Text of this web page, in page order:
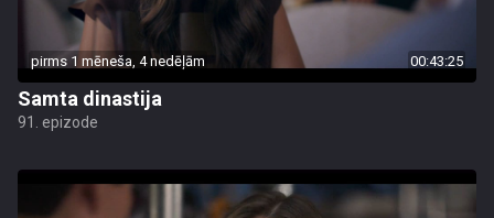
pirms 1 mēneša, 4 nedēļām 00:43:25
Samta dinastija
91. epizode